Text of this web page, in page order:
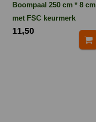
Boompaal 250 cm * 8 cm
met FSC keurmerk
11,50